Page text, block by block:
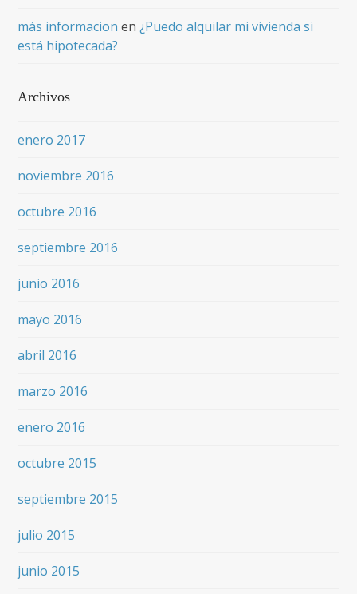
más informacion en¿Puedo alquilar mi vivienda si
está hipotecada?
Archivos
enero 2017
noviembre 2016
octubre 2016
septiembre 2016
junio 2016
mayo 2016
abril 2016
marzo 2016
enero 2016
octubre 2015
septiembre 2015
julio 2015
junio 2015